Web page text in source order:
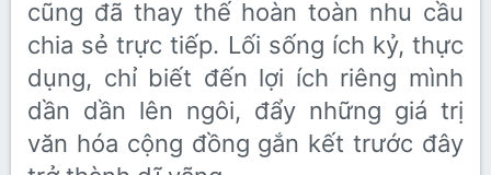
cũng đã thay thế hoàn toàn nhu cầu
chia sẻ trực tiếp. Lối sống ích kỷ, thực
dụng, chỉ biết đến lợi ích riêng mình
dần dần lên ngôi, đẩy những giá trị
văn hóa cộng đồng gắn kết trước đây